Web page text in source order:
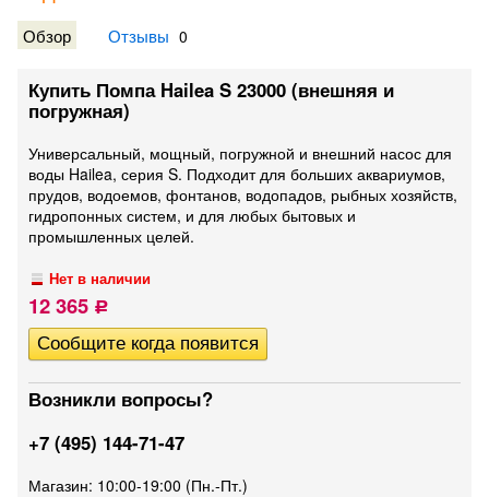
Обзор Отзывы 0
Купить Помпа Hailea S 23000 (внешняя и
погружная)
Универсальный, мощный, погружной и внешний насос для
воды Hailea, серия S. Подходит для больших аквариумов,
прудов, водоемов, фонтанов, водопадов, рыбных хозяйств,
гидропонных систем, и для любых бытовых и
промышленных целей.
Нет в наличии
12 365 Р
Возникли вопросы?
+7 (495) 144-71-47
Магазин: 10:00-19:00 (Пн.-Пт.)